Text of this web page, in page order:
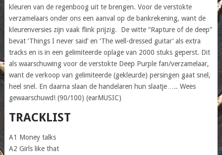
kleuren van de regenboog uit te brengen. Voor de verstokte
verzamelaars onder ons een aanval op de bankrekening, want de
kleurenversies zijn vaak flink prijzig. De witte “Rapture of de deep”
bevat ‘Things I never said’ en ‘The well-dressed guitar’ als extra
tracks en is in een gelimiteerde oplage van 2000 stuks geperst. Dit
als waarschuwing voor de verstokte Deep Purple fan/verzamelaar,
want de verkoop van gelimiteerde (gekleurde) persingen gaat snel,
heel snel. En daarna slaan de handelaren hun slaatje….. Wees
gewaarschuwd! (90/100) (earMUSIC)
TRACKLIST
A1 Money talks
A2 Girls like that